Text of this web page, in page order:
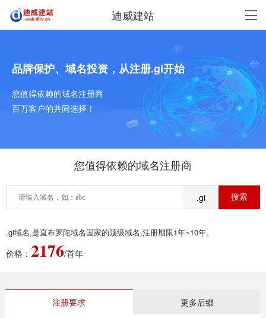
迪威建站
品牌保护、域名投资，从注册.gi开始
您值得依赖的域名注册商
百万客户的共同选择！
您值得依赖的域名注册商
.gi
.gi域名,是直布罗陀域名国家的顶级域名,注册期限1年~10年。
价格： 2176/首年
注册要求 更多后缀